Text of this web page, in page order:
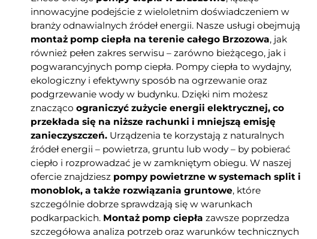
innowacyjne podejście z wieloletnim doświadczeniem w
branży odnawialnych źródeł energii. Nasze usługi obejmują
montaż pomp ciepła na terenie całego Brzozowa, jak
również pełen zakres serwisu – zarówno bieżącego, jak i
pogwarancyjnych pomp ciepła. Pompy ciepła to wydajny,
ekologiczny i efektywny sposób na ogrzewanie oraz
podgrzewanie wody w budynku. Dzięki nim możesz
znacząco ograniczyć zużycie energii elektrycznej, co
przekłada się na niższe rachunki i mniejszą emisję
zanieczyszczeń.Urządzenia te korzystają z naturalnych
źródeł energii – powietrza, gruntu lub wody – by pobierać
ciepło i rozprowadzać je w zamkniętym obiegu. W naszej
ofercie znajdziesz pompy powietrzne w systemach split i
monoblok, a także rozwiązania gruntowe, które
szczególnie dobrze sprawdzają się w warunkach
podkarpackich. Montaż pomp ciepła zawsze poprzedza
szczegółowa analiza potrzeb oraz warunków technicznych